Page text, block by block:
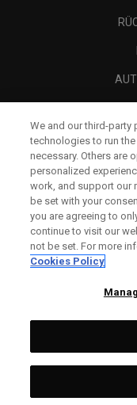
We and our third-party
technologies to run
necessary. Others are
personalized
work, and support our
be set with your
you are agreeing to
continue to visit our
not be set. For more
Cookies Policy